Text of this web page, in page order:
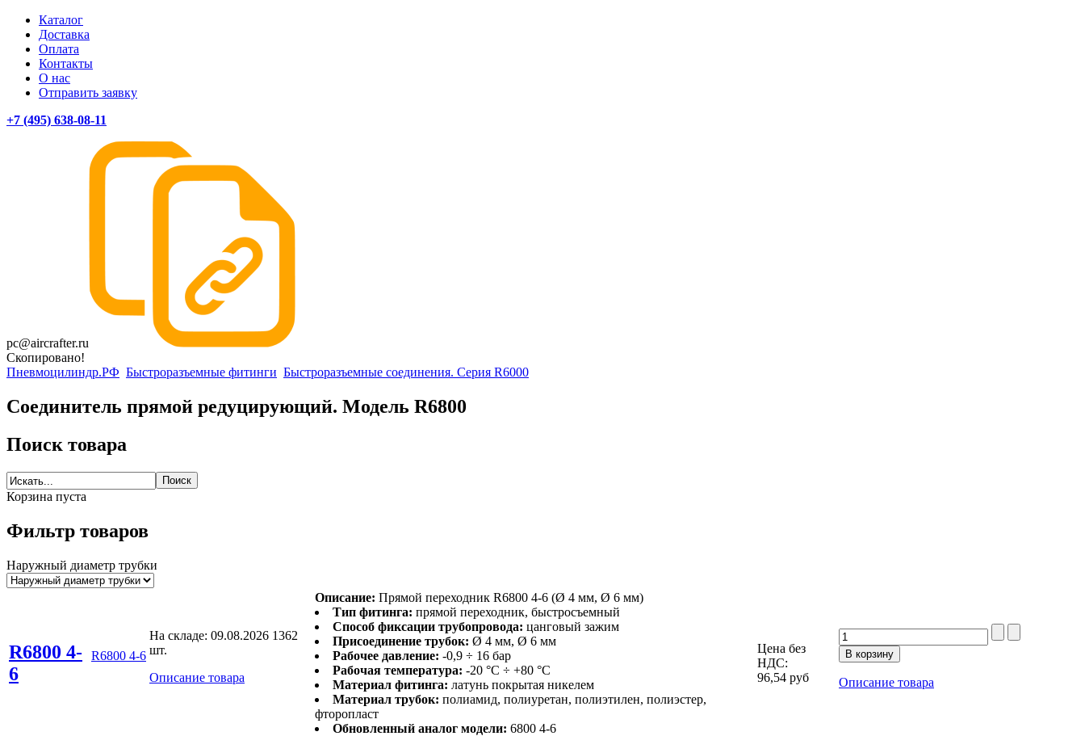
Каталог
Доставка
Оплата
Контакты
О нас
Отправить заявку
+7 (495) 638-08-11
pc@aircrafter.ru
Скопировано!
Пневмоцилиндр.РФ Быстроразъемные фитинги Быстроразъемные соединения. Серия R6000
Соединитель прямой редуцирующий. Модель R6800
Поиск товара
Корзина пуста
Фильтр товаров
Наружный диаметр трубки
R6800 4-
6
R6800 4-6
На складе: 09.08.2026 1362
шт.
Описание товара
Описание: Прямой переходник R6800 4-6 (Ø 4 мм, Ø 6 мм)
Тип фитинга: прямой переходник, быстросъемный
Способ фиксации трубопровода: цанговый зажим
Присоединение трубок: Ø 4 мм, Ø 6 мм
Рабочее давление: -0,9 ÷ 16 бар
Рабочая температура: -20 °C ÷ +80 °C
Материал фитинга: латунь покрытая никелем
Материал трубок: полиамид, полиуретан, полиэтилен, полиэстер,
фторопласт
Обновленный аналог модели: 6800 4-6
Цена без
НДС:
96,54 руб Описание товара